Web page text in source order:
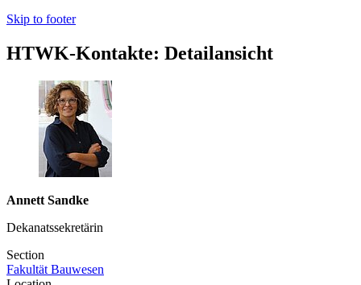
Skip to footer
HTWK-Kontakte: Detailansicht
Annett Sandke
Dekanatssekretärin
Section
Fakultät Bauwesen